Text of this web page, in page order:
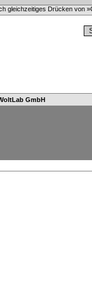
gleichzeitiges Drücken von
GmbH